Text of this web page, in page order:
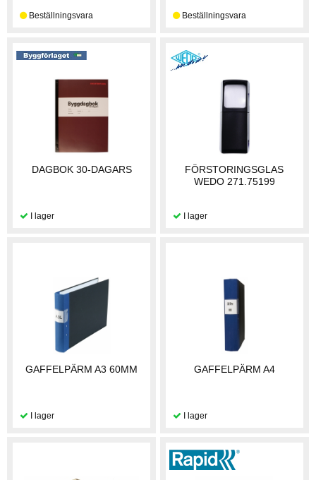
DAGBOK 30-DAGARS
FÖRSTORINGSGLAS
WEDO 271.75199
GAFFELPÄRM A3 60MM GAFFELPÄRM A4